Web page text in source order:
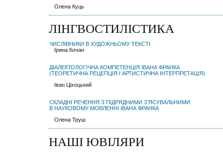
Олена Куць
ЛІНГВОСТИЛІСТИКА
ЧИСЛІВНИКИ В ХУДОЖНЬОМУ ТЕКСТІ
Ірина Кочан
ДІАЛЕКТОЛОГІЧНА КОМПЕТЕНЦІЯ ІВАНА ФРАНКА
(ТЕОРЕТИЧНА РЕЦЕПЦІЯ І АРТИСТИЧНА ІНТЕРПРЕТАЦІЯ)
Іван Ціхоцький
СКЛАДНІ РЕЧЕННЯ З ПІДРЯДНИМИ З’ЯСУВАЛЬНИМИ
В НАУКОВОМУ МОВЛЕННІ ІВАНА ФРАНКА
Олена Труш
НАШІ ЮВІЛЯРИ